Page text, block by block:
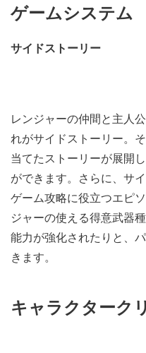
ゲームシステム
サイドストーリー
レンジャーの仲間と主人
れがサイドストーリー。
当てたストーリーが展開
ができます。さらに、サ
ゲーム攻略に役立つエピ
ジャーの使える得意武器
能力が強化されたりと、
きます。
キャラクターク